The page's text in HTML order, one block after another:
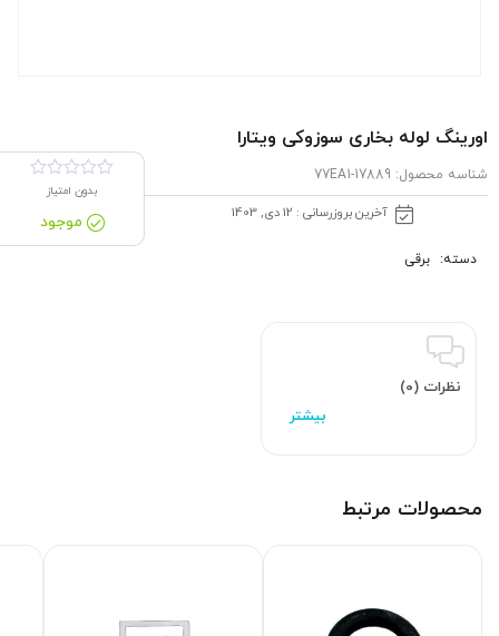
اورینگ لوله بخاری سوزوکی ویتارا
شناسه محصول: 17889-77EA1
آخرین بروزرسانی : 12 دی, 1403
بدون امتیاز
موجود
دسته: برقی
نظرات (0)
محصولات مرتبط